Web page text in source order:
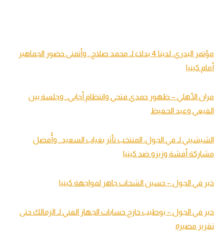
مؤتمر البدري: لدينا 4 بدلاء لـ محمد صلاح.. وأتمنى حضور الجماهير
أمام كينيا
مران الأهلي – ظهور حمدي فتحي وانتظام أجايي.. وجلسة بين
القيعي وعبد الحفيظ
الشيشيني لـ في الجول: المنتخب تأثر بغياب السعيد.. وأُفضل
مشاركة أفشة وزيزو ضد كينيا
خبر في الجول – حسين الشحات جاهز لمواجهة كينيا
خبر في الجول – بوطيب خارج حسابات الجهاز الفني لـ الزمالك حتى
تقرير مصيره